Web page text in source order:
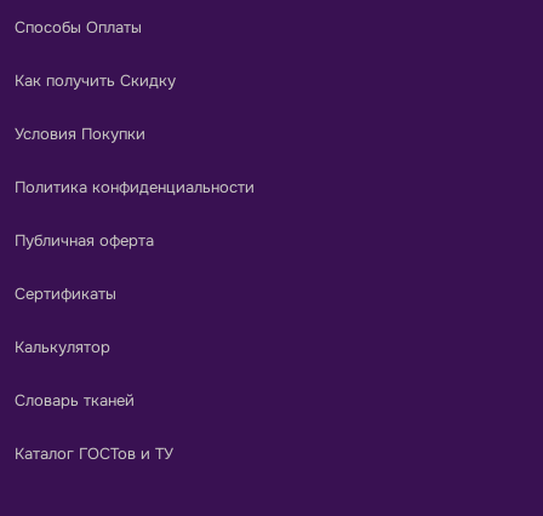
Способы Оплаты
Как получить Скидку
Условия Покупки
Политика конфиденциальности
Публичная оферта
Сертификаты
Калькулятор
Словарь тканей
Каталог ГОСТов и ТУ